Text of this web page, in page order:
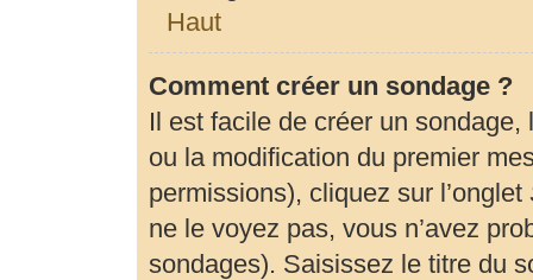
Haut
Comment créer un sondage ?
Il est facile de créer un sondage,
ou la modification du premier
permissions), cliquez sur l’onglet
ne le voyez pas, vous n’avez
sondages). Saisissez le titre du